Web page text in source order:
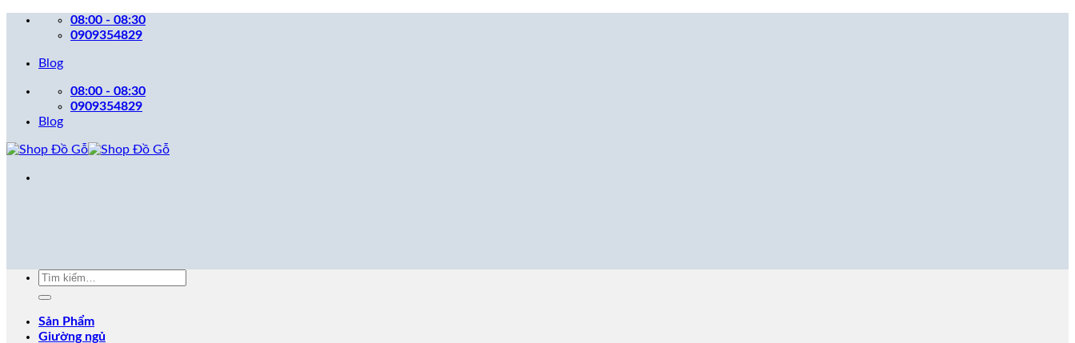
dung
08:00 - 08:30
0909354829
Blog
08:00 - 08:30
0909354829
Blog
Tìm
Sản Phẩm
Giường ngủ